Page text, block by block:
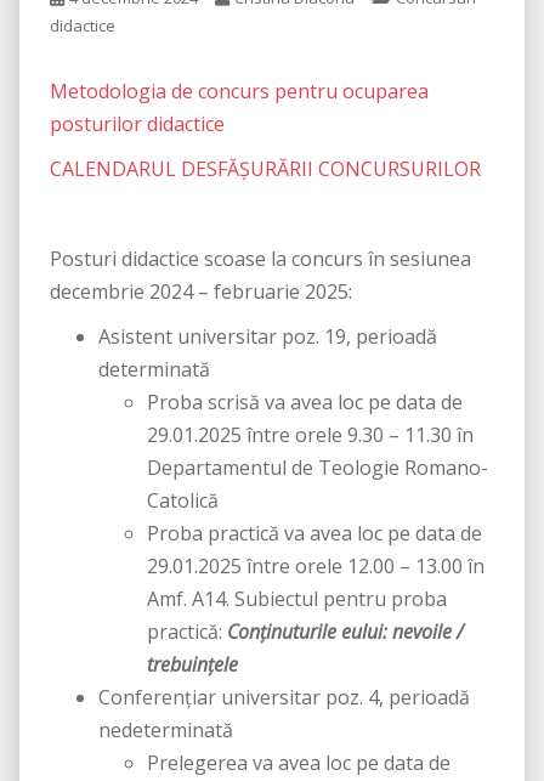
didactice
Metodologia de concurs pentru ocuparea
posturilor didactice
CALENDARUL DESFĂȘURĂRII CONCURSURILOR
Posturi didactice scoase la concurs în sesiunea
decembrie 2024 – februarie 2025:
Asistent universitar poz. 19, perioadă
determinată
Proba scrisă va avea loc pe data de
29.01.2025 între orele 9.30 – 11.30 în
Departamentul de Teologie Romano-
Catolică
Proba practică va avea loc pe data de
29.01.2025 între orele 12.00 – 13.00 în
Amf. A14. Subiectul pentru proba
practică: Conținuturile eului: nevoile /
trebuințele
Conferențiar universitar poz. 4, perioadă
nedeterminată
Prelegerea va avea loc pe data de